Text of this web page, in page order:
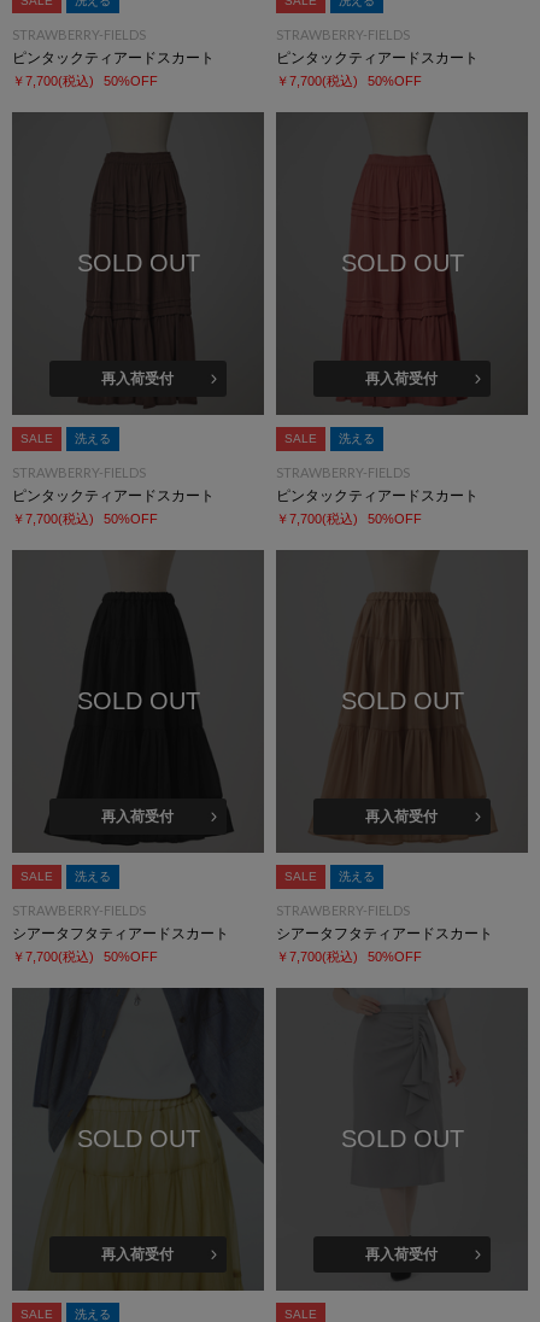
STRAWBERRY-FIELDS
ピンタックティアードスカート
￥7,700(税込) 50%OFF
STRAWBERRY-FIELDS
ピンタックティアードスカート
￥7,700(税込) 50%OFF
SOLD OUT
再入荷受付
SALE 洗える
STRAWBERRY-FIELDS
ピンタックティアードスカート
￥7,700(税込) 50%OFF
SOLD OUT
再入荷受付
SALE 洗える
STRAWBERRY-FIELDS
ピンタックティアードスカート
￥7,700(税込) 50%OFF
SOLD OUT
再入荷受付
SALE 洗える
STRAWBERRY-FIELDS
シアータフタティアードスカート
￥7,700(税込) 50%OFF
SOLD OUT
再入荷受付
SALE 洗える
STRAWBERRY-FIELDS
シアータフタティアードスカート
￥7,700(税込) 50%OFF
SOLD OUT
再入荷受付
SALE 洗える
SOLD OUT
再入荷受付
SALE